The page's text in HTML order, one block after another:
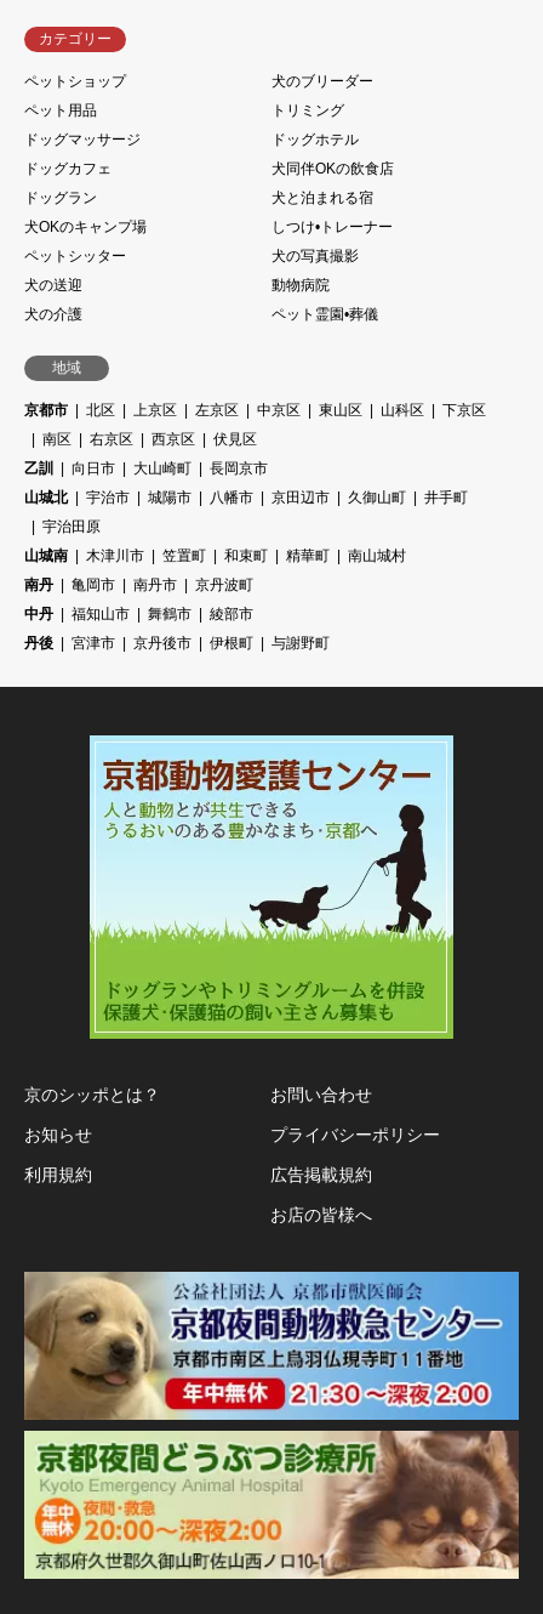
カテゴリー
ペットショップ
犬のブリーダー
ペット用品
トリミング
ドッグマッサージ
ドッグホテル
ドッグカフェ
犬同伴OKの飲食店
ドッグラン
犬と泊まれる宿
犬OKのキャンプ場
しつけ•トレーナー
ペットシッター
犬の写真撮影
犬の送迎
動物病院
犬の介護
ペット霊園•葬儀
地域
京都市 北区 上京区 左京区 中京区 東山区 山科区
下京区
南区
右京区 西京区
伏見区
乙訓
向日市 大山崎町
長岡京市
山城北
宇治市 城陽市 八幡市 京田辺市 久御山町
井手町
宇治田原
山城南
木津川市 笠置町 和束町 精華町
南山城村
南丹
亀岡市 南丹市
京丹波町
中丹
福知山市 舞鶴市
綾部市
丹後
宮津市 京丹後市 伊根町 与謝野町
京のシッポとは？
お知らせ
利用規約
お問い合わせ
プライバシーポリシー
広告掲載規約
お店の皆様へ